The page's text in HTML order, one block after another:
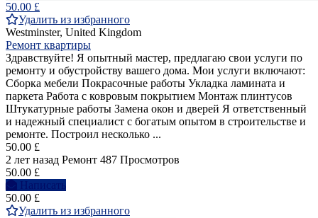
50.00 £
Удалить из избранного
Westminster, United Kingdom
Ремонт квартиры
Здравствуйте! Я опытный мастер, предлагаю свои услуги по
ремонту и обустройству вашего дома. Мои услуги включают:
Сборка мебели Покрасочные работы Укладка ламината и
паркета Работа с ковровым покрытием Монтаж плинтусов
Штукатурные работы Замена окон и дверей Я ответственный
и надежный специалист с богатым опытом в строительстве и
ремонте. Построил несколько ...
50.00 £
2 лет назад Ремонт 487 Просмотров
50.00 £
Написать
50.00 £
Удалить из избранного